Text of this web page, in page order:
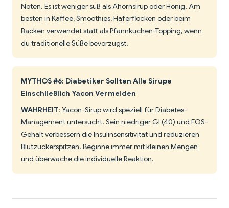
Noten. Es ist weniger süß als Ahornsirup oder Honig. Am
besten in Kaffee, Smoothies, Haferflocken oder beim
Backen verwendet statt als Pfannkuchen-Topping, wenn
du traditionelle Süße bevorzugst.
MYTHOS #6: Diabetiker Sollten Alle Sirupe
Einschließlich Yacon Vermeiden
WAHRHEIT: Yacon-Sirup wird speziell für Diabetes-
Management untersucht. Sein niedriger GI (40) und FOS-
Gehalt verbessern die Insulinsensitivität und reduzieren
Blutzuckerspitzen. Beginne immer mit kleinen Mengen
und überwache die individuelle Reaktion.